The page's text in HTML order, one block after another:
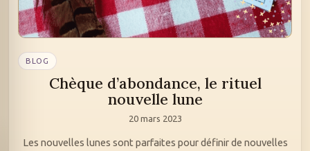
BLOG
Chèque d’abondance, le rituel
nouvelle lune
20 mars 2023
Les nouvelles lunes sont parfaites pour définir de nouvelles